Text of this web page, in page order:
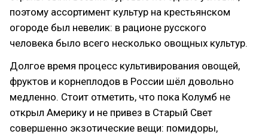
поэтому ассортимент культур на крестьянском
огороде был невелик: в рационе русского
человека было всего несколько овощных культур.
Долгое время процесс культивирования овощей,
фруктов и корнеплодов в России шёл довольно
медленно. Стоит отметить, что пока Колумб не
открыл Америку и не привез в Старый Свет
совершенно экзотические вещи: помидоры,